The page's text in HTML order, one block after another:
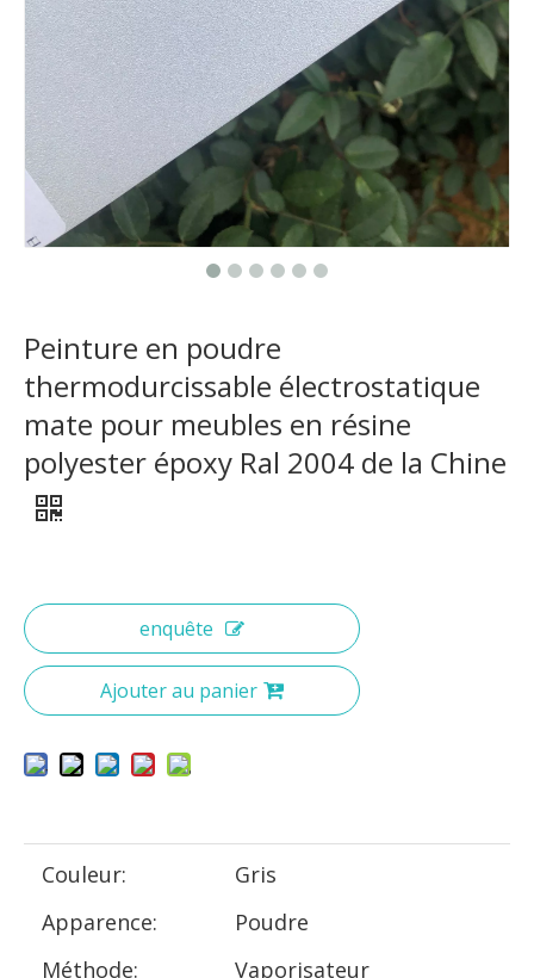
Peinture en poudre
thermodurcissable électrostatique
mate pour meubles en résine
polyester époxy Ral 2004 de la Chine
enquête
Ajouter au panier
Couleur:
Gris
Apparence:
Poudre
Méthode:
Vaporisateur